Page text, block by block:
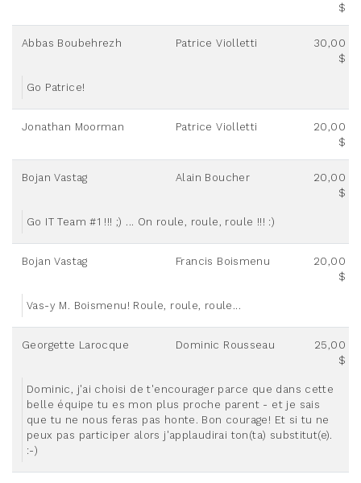
$
Abbas Boubehrezh Patrice Violletti
30,00
$
Go Patrice!
Jonathan Moorman Patrice Violletti
20,00
$
Bojan Vastag Alain Boucher
20,00
$
Go IT Team #1 !!! ;) ... On roule, roule, roule !!! :)
Bojan Vastag Francis Boismenu
20,00
$
Vas-y M. Boismenu! Roule, roule, roule...
Georgette Larocque Dominic Rousseau
25,00
$
Dominic, j'ai choisi de t'encourager parce que dans cette
belle équipe tu es mon plus proche parent - et je sais
que tu ne nous feras pas honte. Bon courage! Et si tu ne
peux pas participer alors j'applaudirai ton(ta) substitut(e).
:-)